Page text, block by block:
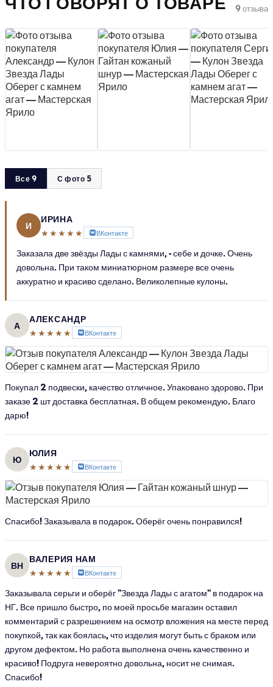
9 отзыва
Все 9 С фото 5
И
ИРИНА
★★★★★
ВКонтакте
Заказала две звёзды Лады с камнями, - себе и дочке. Очень
довольна. При таком миниатюрном размере все очень
аккуратно и красиво сделано. Великолепные кулоны.
А
АЛЕКСАНДР
★★★★★
ВКонтакте
Покупал 2 подвески, качество отличное. Упаковано здорово. При
заказе 2 шт доставка бесплатная. В общем рекомендую. Благо
дарю!
Ю
ЮЛИЯ
★★★★★
ВКонтакте
Спасибо! Заказывала в подарок. Оберёг очень понравился!
ВН
ВАЛЕРИЯ НАМ
★★★★★
ВКонтакте
Заказывала серьги и оберёг "Звезда Лады с агатом" в подарок на
НГ. Все пришло быстро, по моей просьбе магазин оставил
комментарий с разрешением на осмотр вложения на месте перед
покупкой, так как боялась, что изделия могут быть с браком или
другом дефектом. Но работа выполнена очень качественно и
красиво! Подруга невероятно довольна, носит не снимая.
Спасибо!